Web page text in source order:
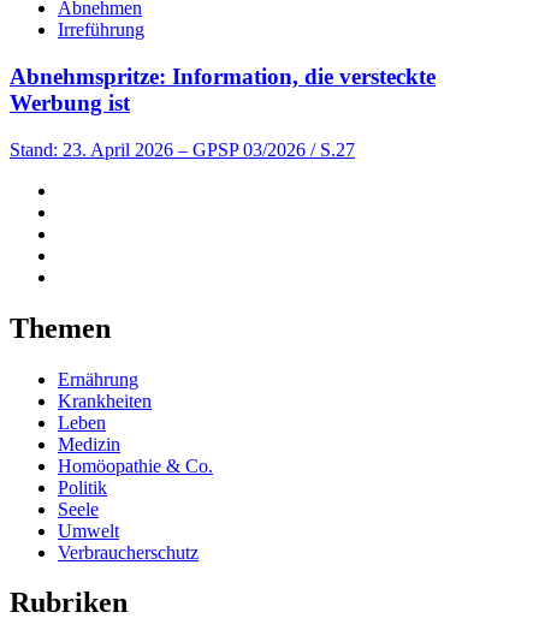
Abnehmen
Irreführung
Abnehmspritze: Information, die versteckte
Werbung ist
Stand: 23. April 2026 – GPSP 03/2026 / S.27
Themen
Ernährung
Krankheiten
Leben
Medizin
Homöopathie & Co.
Politik
Seele
Umwelt
Verbraucherschutz
Rubriken